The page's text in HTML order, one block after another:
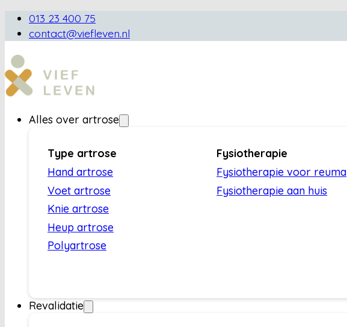
013 23 400 75
contact@viefleven.nl
Alles over artrose
Type artrose
Hand artrose
Voet artrose
Knie artrose
Heup artrose
Polyartrose
Fysiotherapie
Fysiotherapie voor reuma
Fysiotherapie aan huis
Revalidatie